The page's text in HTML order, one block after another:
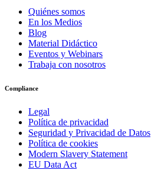
Quiénes somos
En los Medios
Blog
Material Didáctico
Eventos y Webinars
Trabaja con nosotros
Compliance
Legal
Política de privacidad
Seguridad y Privacidad de Datos
Política de cookies
Modern Slavery Statement
EU Data Act